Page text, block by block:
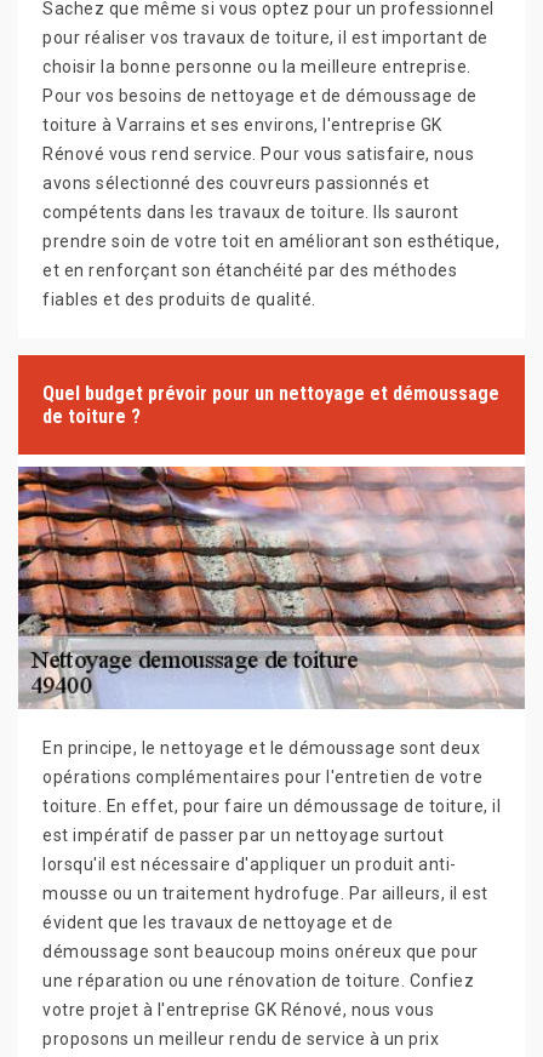
Sachez que même si vous optez pour un professionnel
pour réaliser vos travaux de toiture, il est important de
choisir la bonne personne ou la meilleure entreprise.
Pour vos besoins de nettoyage et de démoussage de
toiture à Varrains et ses environs, l'entreprise GK
Rénové vous rend service. Pour vous satisfaire, nous
avons sélectionné des couvreurs passionnés et
compétents dans les travaux de toiture. Ils sauront
prendre soin de votre toit en améliorant son esthétique,
et en renforçant son étanchéité par des méthodes
fiables et des produits de qualité.
Quel budget prévoir pour un nettoyage et démoussage
de toiture ?
En principe, le nettoyage et le démoussage sont deux
opérations complémentaires pour l'entretien de votre
toiture. En effet, pour faire un démoussage de toiture, il
est impératif de passer par un nettoyage surtout
lorsqu'il est nécessaire d'appliquer un produit anti-
mousse ou un traitement hydrofuge. Par ailleurs, il est
évident que les travaux de nettoyage et de
démoussage sont beaucoup moins onéreux que pour
une réparation ou une rénovation de toiture. Confiez
votre projet à l'entreprise GK Rénové, nous vous
proposons un meilleur rendu de service à un prix